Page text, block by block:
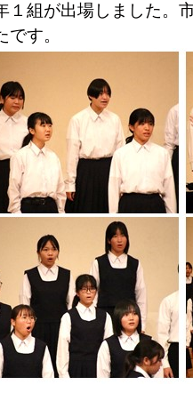
１組が出場しました。
です。